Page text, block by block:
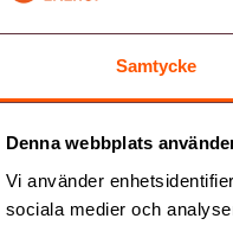
Samtycke
Denna webbplats
Vi använder
sociala medier och